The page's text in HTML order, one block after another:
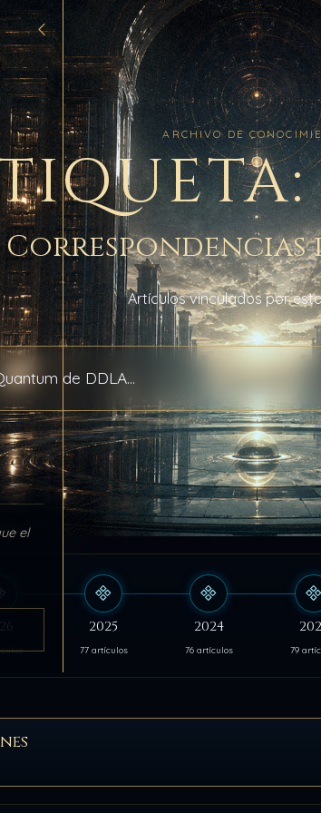
el
ARCHIVO DE
Artículos vinculados por
2025
77 artículos
2024
76 artículos 79